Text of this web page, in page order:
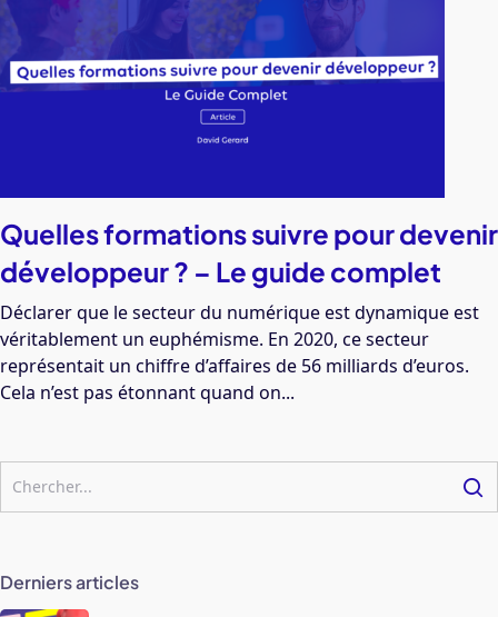
Quelles formations suivre pour devenir
développeur ? – Le guide complet
Déclarer que le secteur du numérique est dynamique est
véritablement un euphémisme. En 2020, ce secteur
représentait un chiffre d’affaires de 56 milliards d’euros.
Cela n’est pas étonnant quand on...
Derniers articles